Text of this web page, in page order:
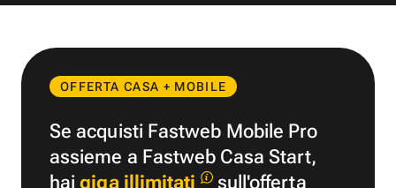
OFFERTA CASA + MOBILE
Se acquisti Fastweb Mobile Pro
assieme a Fastweb Casa Start,
haigiga illimitati
sull'offerta